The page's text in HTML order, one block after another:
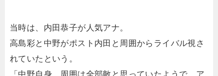
当時は、内田恭子が人気アナ。
高島彩と中野がポスト内田と周囲からライバル視さ
れていたという。